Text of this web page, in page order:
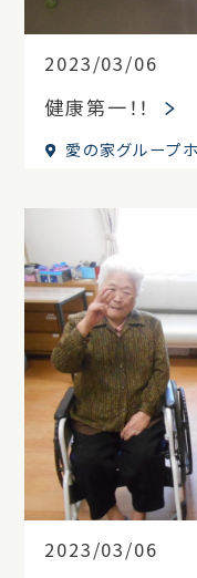
2023/03/06
健康第一！！
愛の家グループ
2023/03/06